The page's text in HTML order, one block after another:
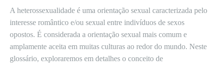
A heterossexualidade é uma orientação sexual caracterizada pelo
interesse romântico e/ou sexual entre indivíduos de sexos
opostos. É considerada a orientação sexual mais comum e
amplamente aceita em muitas culturas ao redor do mundo. Neste
glossário, exploraremos em detalhes o conceito de